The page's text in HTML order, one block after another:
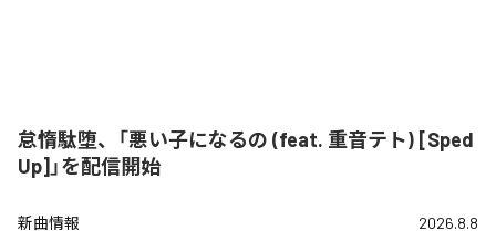
怠惰駄堕、「悪い子になるの (feat. 重音テト) [Sped
Up]」を配信開始
新曲情報 2026.8.8